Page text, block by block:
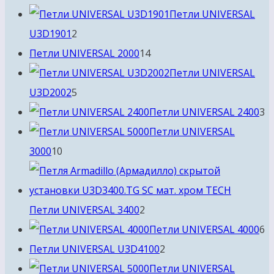
товара
Петли UNIVERSAL
U3D19012
товара
Петли UNIVERSAL 20001414
товаровПетли UNIVERSAL
U3D20025
товаров
Петли UNIVERSAL 24003
Петли UNIVERSAL
300010
товаров
Петли UNIVERSAL 34002
товара
Петли UNIVERSAL 40006
Петли UNIVERSAL U3D41002
товара
Петли UNIVERSAL